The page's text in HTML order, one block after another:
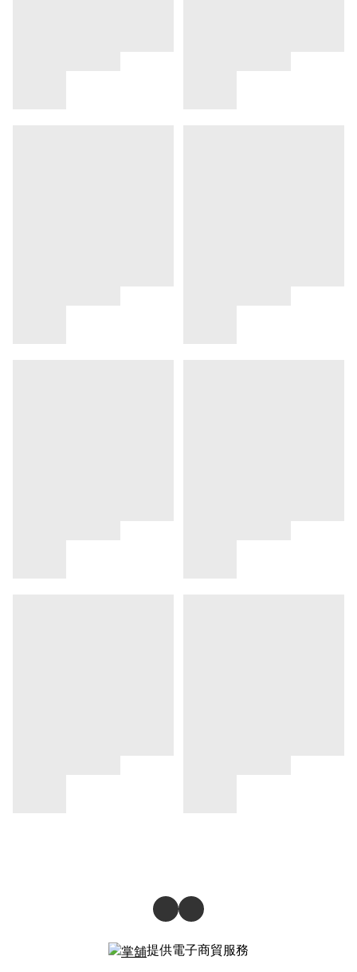
提供電子商貿服務